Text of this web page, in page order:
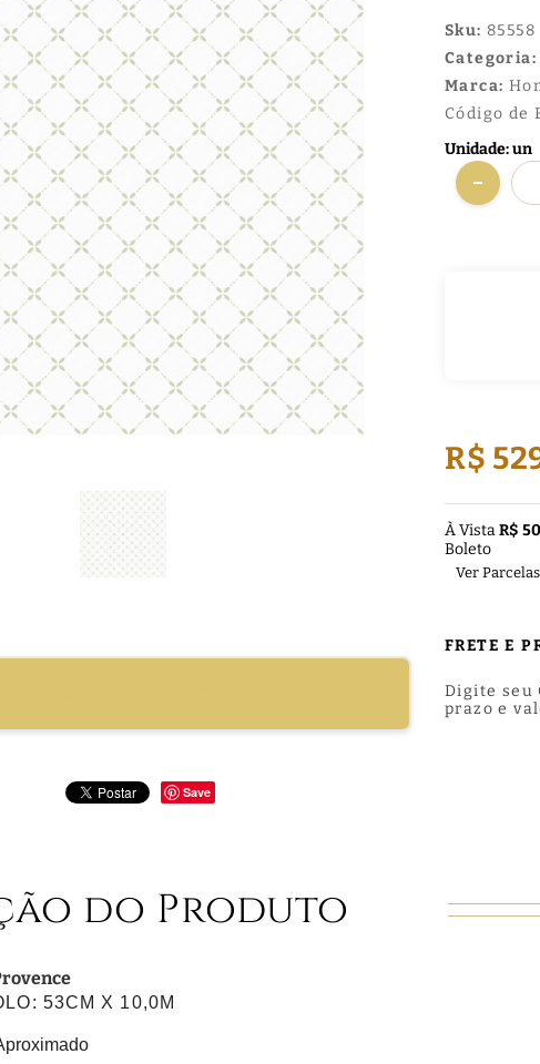
Save
Sku: 85558
Categoria:
Marca:
Código de
Unidade: un
R$
À VistaR$
Boleto
Ver Parcelas
FRETE E
Digite seu
prazo e
do Produto
: 53CM X 10,0M